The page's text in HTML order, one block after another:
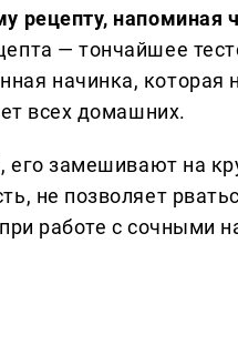
рецепту, напоминая
— тончайшее
начинка, которая
всех домашних.
его замешивают на
не позволяет
работе с сочными